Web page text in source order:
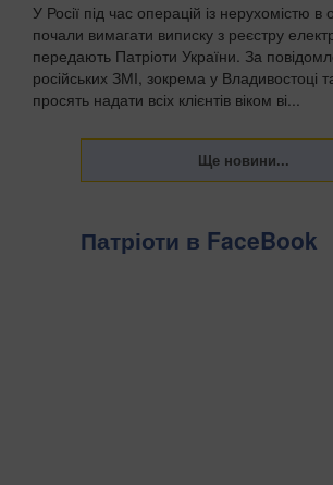
У Росії під час операцій із нерухомістю в
почали вимагати виписку з реєстру
передають Патріоти України. За
російських ЗМІ, зокрема у Владивостоці
просять надати всіх клієнтів віком ві...
Патріоти в FaceBook